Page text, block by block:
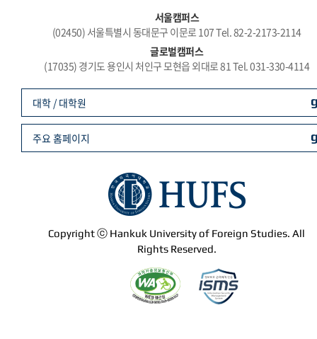
서울캠퍼스
(02450) 서울특별시 동대문구 이문로 107 Tel. 82-2-2173-2114
글로벌캠퍼스
(17035) 경기도 용인시 처인구 모현읍 외대로 81 Tel. 031-330-4114
Copyright ⓒ Hankuk University of Foreign Studies. All
Rights Reserved.
대학 / 대학원
주요 홈페이지